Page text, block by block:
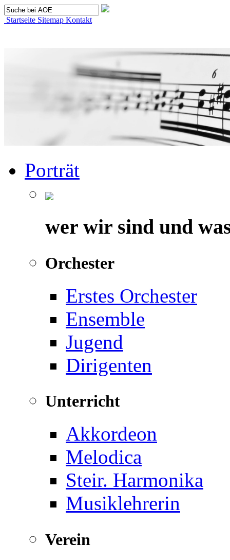
Startseite Sitemap Kontakt
Porträt
wer wir sind und
Orchester
Erstes Orchester
Ensemble
Jugend
Dirigenten
Unterricht
Akkordeon
Melodica
Steir. Harmonika
Musiklehrerin
Verein